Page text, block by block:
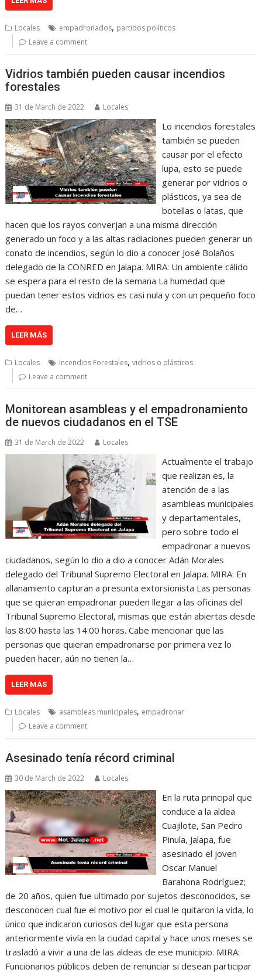
Locales empadronados, partidos políticos
Leave a comment
Vidrios también pueden causar incendios
forestales
31 de March de 2022 Locales
Lo incendios forestales
también se pueden
causar por el efecto
lupa, esto se puede
generar por vidrios o
plásticos, ya sea de
botellas o latas, que
hacen que los rayos converjan a una misma dirección
generado un foco y a las altas radiaciones pueden generar un
conato de incendios, según lo dio a conocer José Bolaños
delegado de la CONRED en Jalapa. MIRA: Un ambiente cálido
se espera para el resto de la semana La humedad que
puedan tener estos vidrios es casi nula y con un pequeño foco
de…
LEER MÁS
Locales Incendios Forestales,vidrios o plásticos
Leave a comment
Monitorean asambleas y el empadronamiento
de nuevos ciudadanos en el TSE
31 de March de 2022 Locales
Actualmente el trabajo
que realizan es, la
atención de a las
asambleas municipales
y departamentales,
pero sobre todo el
empadronar a nuevos
ciudadanos, según lo dio a dio a conocer Adán Morales
delegado del Tribunal Supremo Electoral en Jalapa. MIRA: En
allanamiento capturan a presunta extorsionista Las personas
que se quieran empadronar pueden llegar a las oficinas del
Tribunal Supremo Electoral, mismas que están abiertas desde
las 8:00 hasta las 14:00 horas. Cabe mencionar que las
personas que quieran empadronarse por primera vez lo
pueden hacer, aún no tienen la…
LEER MÁS
Locales asambleas municipales, empadronar
Leave a comment
Asesinado tenía récord criminal
30 de March de 2022 Locales
En la ruta principal que
conduce a la aldea
Cuajilote, San Pedro
Pinula, Jalapa, fue
asesinado el joven
Oscar Manuel
Barahona Rodríguez;
de 20 años, quien fue ultimado por sujetos desconocidos, se
desconocen cual fue el motivo por el cual le quitaron la vida, lo
único que indicaron curiosos del lugar que esta persona
anteriormente vivía en la ciudad capital y hace unos meses se
trasladó a vivir a una de las aldeas de ese municipio. MIRA:
Funcionarios públicos deben de renunciar si desean participar